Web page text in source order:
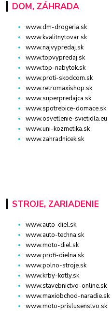
DOM, ZÁHRADA
www.dm-drogeria.sk
www.kvalitnytovar.sk
www.najvypredaj.sk
www.topvypredaj.sk
www.top-nabytok.sk
www.proti-skodcom.sk
www.retromaxishop.sk
www.superpredajca.sk
www.spotrebice-domace.sk
www.osvetlenie-svietidla.eu
www.uni-kozmetika.sk
www.zahradnicek.sk
STROJE, ZARIADENIE
www.auto-diel.sk
www.auto-techna.sk
www.moto-diel.sk
www.profi-dielna.sk
www.polno-stroje.sk
www.krby-kotly.sk
www.stavebnictvo-online.sk
www.maxiobchod-naradie.sk
www.moto-prislusenstvo.sk